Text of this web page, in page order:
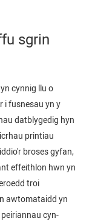
sgrin
yn cynnig llu o
i fusnesau yn y
datblygedig hyn
printiau
broses gyfan,
effeithlon hwn yn
troi
awtomataidd yn
cyn-